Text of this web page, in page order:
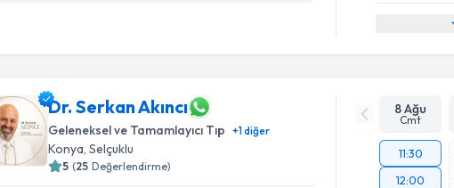
Dr. Serkan Akıncı
Geleneksel ve Tamamlayıcı Tıp +1diğer
Konya ,Selçuklu
5 (25 Değerlendirme)
8 Ağu
Cmt
11:30
12:00